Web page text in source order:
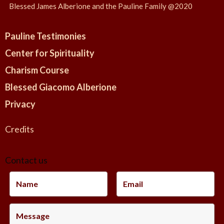
Blessed James Alberione and the Pauline Family @2020
Pauline Testimonies
Center for Spirituality
Charism Course
Blessed Giacomo Alberione
Privacy
Credits
Contact us